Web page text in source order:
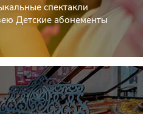
спектакли
Детские абонементы